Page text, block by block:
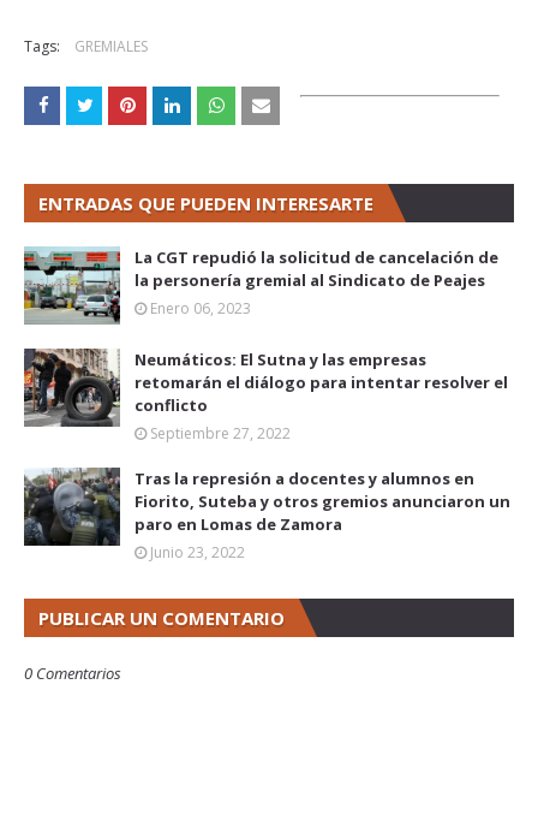
Tags: GREMIALES
ENTRADAS QUE PUEDEN INTERESARTE
La CGT repudió la solicitud de cancelación de
la personería gremial al Sindicato de Peajes
Enero 06, 2023
Neumáticos: El Sutna y las empresas
retomarán el diálogo para intentar resolver el
conflicto
Septiembre 27, 2022
Tras la represión a docentes y alumnos en
Fiorito, Suteba y otros gremios anunciaron un
paro en Lomas de Zamora
Junio 23, 2022
PUBLICAR UN COMENTARIO
0 Comentarios